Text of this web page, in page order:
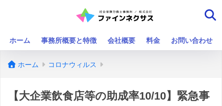
ホーム 事務所概要と特徴 会社概要 料金 お問い合わせ
ホーム コロナウィルス
【大企業飲食店等の助成率10/10】緊急事